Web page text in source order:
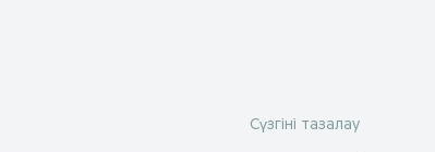
Сүзгіні тазалау